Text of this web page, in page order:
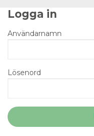
Logga in
Användarnamn
Lösenord